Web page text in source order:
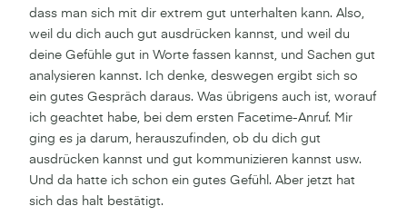
dass man sich mit dir extrem gut unterhalten kann. Also,
weil du dich auch gut ausdrücken kannst, und weil du
deine Gefühle gut in Worte fassen kannst, und Sachen gut
analysieren kannst. Ich denke, deswegen ergibt sich so
ein gutes Gespräch daraus. Was übrigens auch ist, worauf
ich geachtet habe, bei dem ersten Facetime-Anruf. Mir
ging es ja darum, herauszufinden, ob du dich gut
ausdrücken kannst und gut kommunizieren kannst usw.
Und da hatte ich schon ein gutes Gefühl. Aber jetzt hat
sich das halt bestätigt.